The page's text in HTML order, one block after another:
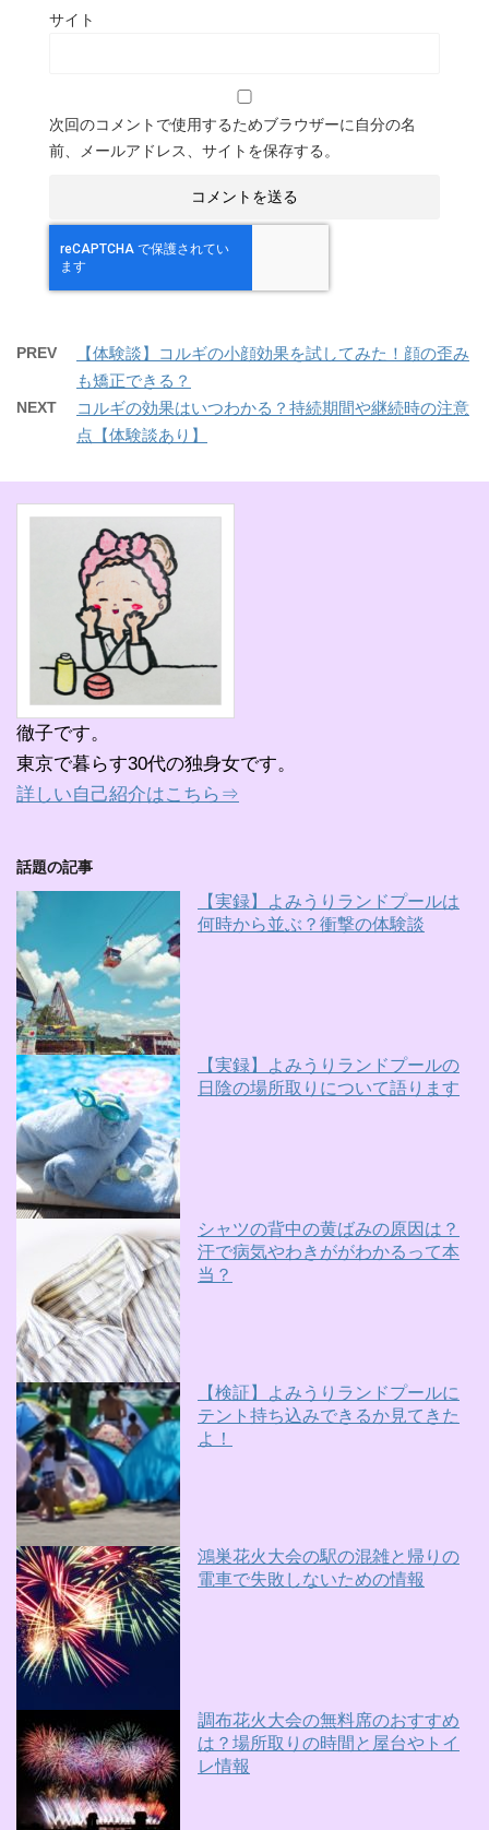
サイト
次回のコメントで使用するためブラウザーに自分の名
前、メールアドレス、サイトを保存する。
PREV
【体験談】コルギの小顔効果を試してみた！顔の歪み
も矯正できる？
NEXT
コルギの効果はいつわかる？持続期間や継続時の注意
点【体験談あり】
徹子です。
東京で暮らす30代の独身女です。
詳しい自己紹介はこちら⇒
話題の記事
【実録】よみうりランドプールは
何時から並ぶ？衝撃の体験談
【実録】よみうりランドプールの
日陰の場所取りについて語ります
シャツの背中の黄ばみの原因は？
汗で病気やわきががわかるって本
当？
【検証】よみうりランドプールに
テント持ち込みできるか見てきた
よ！
鴻巣花火大会の駅の混雑と帰りの
電車で失敗しないための情報
調布花火大会の無料席のおすすめ
は？場所取りの時間と屋台やトイ
レ情報